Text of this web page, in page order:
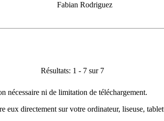
Fabian Rodriguez
Résultats: 1 - 7 sur 7
nécessaire ni de limitation de téléchargement.
directement sur votre ordinateur, liseuse,